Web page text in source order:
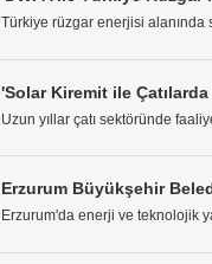
Türkiye rüzgar enerjisi alanında
Uzun yıllar çatı sektöründe
Erzurum'da enerji ve teknolojik